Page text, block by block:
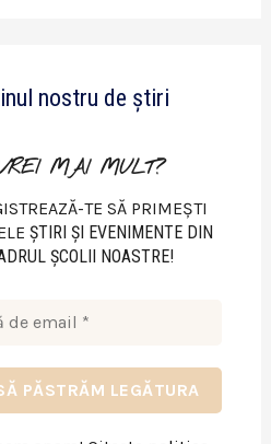
nostru de știri
MAI MULT?
TE SĂ PRIMEȘTI
ŞTIRI ŞI EVENIMENTE DIN
ŞCOLII NOASTRE!